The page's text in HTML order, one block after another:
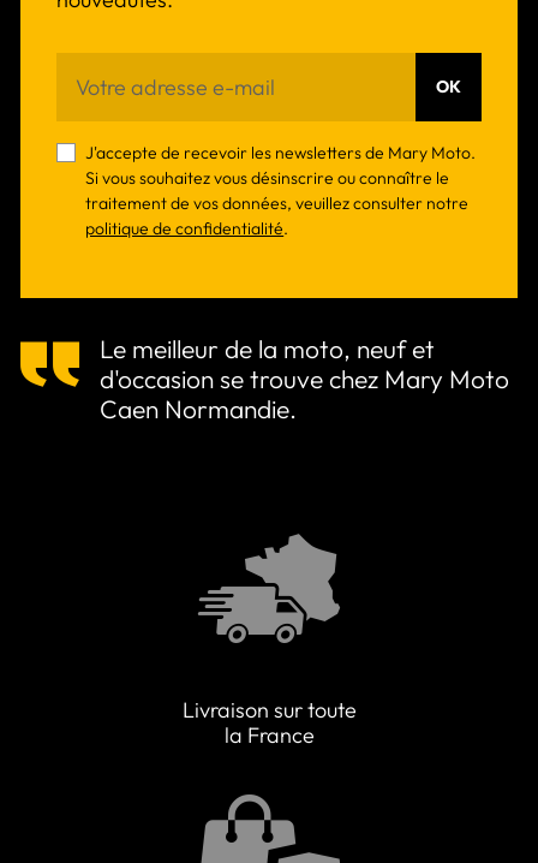
OK
J'accepte de recevoir les newsletters de Mary Moto.
Si vous souhaitez vous désinscrire ou connaître le
traitement de vos données, veuillez consulter notre
politique de confidentialité.
Le meilleur de la moto, neuf et
d'occasion se trouve chez Mary Moto
Caen Normandie.
Livraison sur toute
la France